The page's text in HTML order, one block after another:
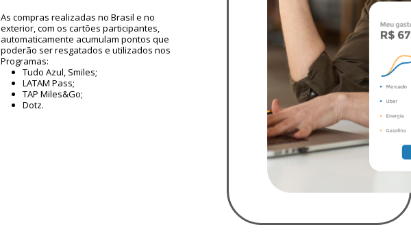
As compras realizadas no Brasil e no
exterior, com os cartões participantes,
automaticamente acumulam pontos que
poderão ser resgatados e utilizados nos
Programas:
Tudo Azul, Smiles;
LATAM Pass;
TAP Miles&Go;
Dotz.